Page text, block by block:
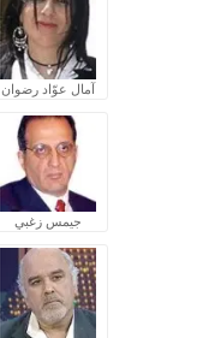
آمال عوّاد رضوان
جيمس زغبي